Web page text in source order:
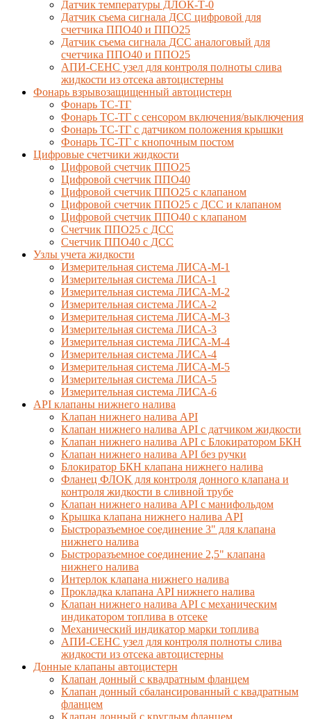
Датчик температуры ДЛОК-Т-0
Датчик съема сигнала ДСС цифровой для
счетчика ППО40 и ППО25
Датчик съема сигнала ДСС аналоговый для
счетчика ППО40 и ППО25
АПИ-СЕНС узел для контроля полноты слива
жидкости из отсека автоцистерны
Фонарь взрывозащищенный автоцистерн
Фонарь ТС-ТГ
Фонарь ТС-ТГ с сенсором включения/выключения
Фонарь ТС-ТГ с датчиком положения крышки
Фонарь ТС-ТГ с кнопочным постом
Цифровые счетчики жидкости
Цифровой счетчик ППО25
Цифровой счетчик ППО40
Цифровой счетчик ППО25 с клапаном
Цифровой счетчик ППО25 с ДСС и клапаном
Цифровой счетчик ППО40 с клапаном
Счетчик ППО25 с ДСС
Счетчик ППО40 с ДСС
Узлы учета жидкости
Измерительная система ЛИСА-М-1
Измерительная система ЛИСА-1
Измерительная система ЛИСА-М-2
Измерительная система ЛИСА-2
Измерительная система ЛИСА-М-3
Измерительная система ЛИСА-3
Измерительная система ЛИСА-М-4
Измерительная система ЛИСА-4
Измерительная система ЛИСА-М-5
Измерительная система ЛИСА-5
Измерительная система ЛИСА-6
API клапаны нижнего налива
Клапан нижнего налива API
Клапан нижнего налива API с датчиком жидкости
Клапан нижнего налива API с Блокиратором БКН
Клапан нижнего налива API без ручки
Блокиратор БКН клапана нижнего налива
Фланец ФЛОК для контроля донного клапана и
контроля жидкости в сливной трубе
Клапан нижнего налива API с манифольдом
Крышка клапана нижнего налива API
Быстроразъемное соединение 3" для клапана
нижнего налива
Быстроразъемное соединение 2,5" клапана
нижнего налива
Интерлок клапана нижнего налива
Прокладка клапана API нижнего налива
Клапан нижнего налива API с механическим
индикатором топлива в отсеке
Механический индикатор марки топлива
АПИ-СЕНС узел для контроля полноты слива
жидкости из отсека автоцистерны
Донные клапаны автоцистерн
Клапан донный с квадратным фланцем
Клапан донный сбалансированный с квадратным
фланцем
Клапан донный с круглым фланцем